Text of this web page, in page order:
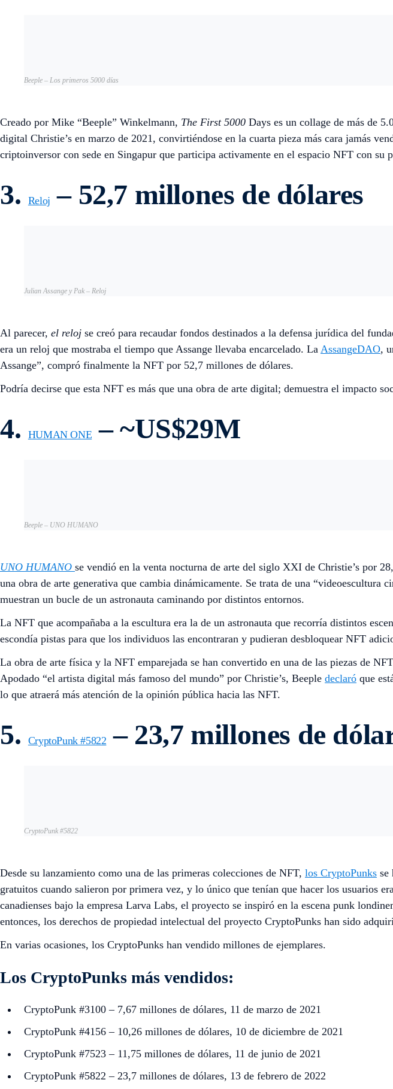
Beeple – Los primeros 5000 días
Creado por Mike “Beeple” Winkelmann, The First 5000 Days es un collage de más de
digital Christie’s en marzo de 2021, convirtiéndose en la cuarta pieza más cara jamás
criptoinversor con sede en Singapur que participa activamente en el espacio NFT con su
3. Reloj – 52,7 millones de dólares
Julian Assange y Pak – Reloj
Al parecer, el reloj se creó para recaudar fondos destinados a la defensa jurídica del
era un reloj que mostraba el tiempo que Assange llevaba encarcelado. La AssangeDAO,
Assange”, compró finalmente la NFT por 52,7 millones de dólares.
Podría decirse que esta NFT es más que una obra de arte digital; demuestra el impacto
4. HUMAN ONE – ~US$29M
Beeple – UNO HUMANO
UNO HUMANO se vendió en la venta nocturna de arte del siglo XXI de Christie’s por
una obra de arte generativa que cambia dinámicamente. Se trata de una
muestran un bucle de un astronauta caminando por distintos entornos.
La NFT que acompañaba a la escultura era la de un astronauta que recorría distintos
escondía pistas para que los individuos las encontraran y pudieran desbloquear NFT
La obra de arte física y la NFT emparejada se han convertido en una de las piezas de
Apodado “el artista digital más famoso del mundo” por Christie’s, Beeple declaró que
lo que atraerá más atención de la opinión pública hacia las NFT.
5. CryptoPunk #5822 – 23,7 millones de
CryptoPunk #5822
Desde su lanzamiento como una de las primeras colecciones de NFT, los CryptoPunks se
gratuitos cuando salieron por primera vez, y lo único que tenían que hacer los usuarios
canadienses bajo la empresa Larva Labs, el proyecto se inspiró en la escena punk
entonces, los derechos de propiedad intelectual del proyecto CryptoPunks han sido
En varias ocasiones, los CryptoPunks han vendido millones de ejemplares.
Los CryptoPunks más vendidos:
CryptoPunk #3100 – 7,67 millones de dólares, 11 de marzo de 2021
CryptoPunk #4156 – 10,26 millones de dólares, 10 de diciembre de 2021
CryptoPunk #7523 – 11,75 millones de dólares, 11 de junio de 2021
CryptoPunk #5822 – 23,7 millones de dólares, 13 de febrero de 2022